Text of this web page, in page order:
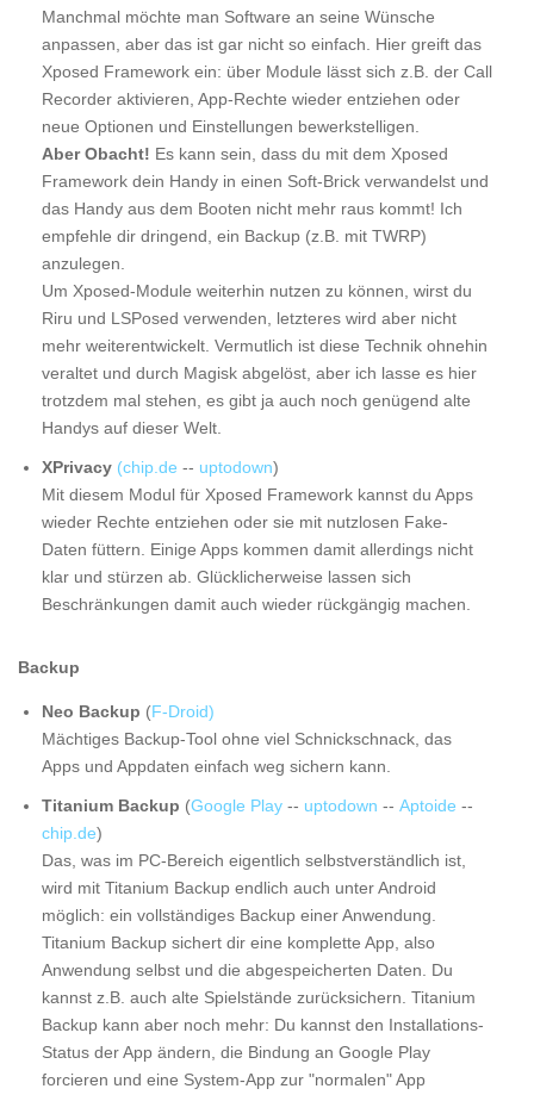
Manchmal möchte man Software an seine Wünsche
anpassen, aber das ist gar nicht so einfach. Hier greift das
Xposed Framework ein: über Module lässt sich z.B. der Call
Recorder aktivieren, App-Rechte wieder entziehen oder
neue Optionen und Einstellungen bewerkstelligen.
Aber Obacht! Es kann sein, dass du mit dem Xposed
Framework dein Handy in einen Soft-Brick verwandelst und
das Handy aus dem Booten nicht mehr raus kommt! Ich
empfehle dir dringend, ein Backup (z.B. mit TWRP)
anzulegen.
Um Xposed-Module weiterhin nutzen zu können, wirst du
Riru und LSPosed verwenden, letzteres wird aber nicht
mehr weiterentwickelt. Vermutlich ist diese Technik ohnehin
veraltet und durch Magisk abgelöst, aber ich lasse es hier
trotzdem mal stehen, es gibt ja auch noch genügend alte
Handys auf dieser Welt.
XPrivacy (chip.de -- uptodown)
Mit diesem Modul für Xposed Framework kannst du Apps
wieder Rechte entziehen oder sie mit nutzlosen Fake-
Daten füttern. Einige Apps kommen damit allerdings nicht
klar und stürzen ab. Glücklicherweise lassen sich
Beschränkungen damit auch wieder rückgängig machen.
Backup
Neo Backup (F-Droid)
Mächtiges Backup-Tool ohne viel Schnickschnack, das
Apps und Appdaten einfach weg sichern kann.
Titanium Backup (Google Play -- uptodown -- Aptoide --
chip.de)
Das, was im PC-Bereich eigentlich selbstverständlich ist,
wird mit Titanium Backup endlich auch unter Android
möglich: ein vollständiges Backup einer Anwendung.
Titanium Backup sichert dir eine komplette App, also
Anwendung selbst und die abgespeicherten Daten. Du
kannst z.B. auch alte Spielstände zurücksichern. Titanium
Backup kann aber noch mehr: Du kannst den Installations-
Status der App ändern, die Bindung an Google Play
forcieren und eine System-App zur "normalen" App